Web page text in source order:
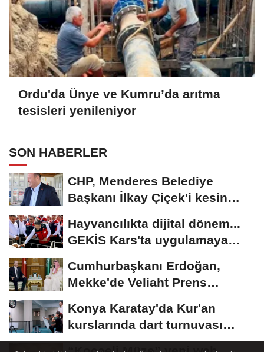
Ordu'da Ünye ve Kumru’da arıtma
tesisleri yenileniyor
SON HABERLER
CHP, Menderes Belediye
Başkanı İlkay Çiçek'i kesin
Hayvancılıkta dijital dönem...
GEKİS Kars'ta uygulamaya
Cumhurbaşkanı Erdoğan,
Mekke'de Veliaht Prens
Konya Karatay'da Kur'an
kurslarında dart turnuvası
heyecanı